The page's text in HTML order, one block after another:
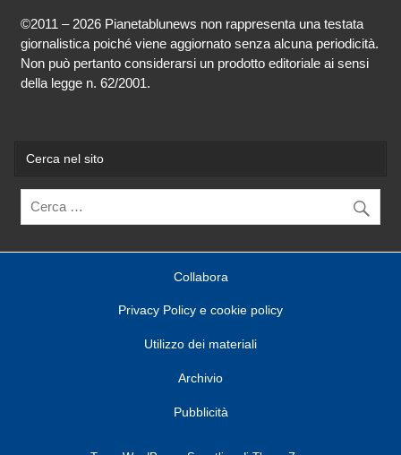
©2011 – 2026 Pianetablunews non rappresenta una testata
giornalistica poiché viene aggiornato senza alcuna periodicità.
Non può pertanto considerarsi un prodotto editoriale ai sensi
della legge n. 62/2001.
Cerca nel sito
Collabora
Privacy Policy e cookie policy
Utilizzo dei materiali
Archivio
Pubblicità